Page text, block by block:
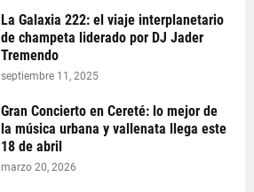
La Galaxia 222: el viaje interplanetario
de champeta liderado por DJ Jader
Tremendo
septiembre 11, 2025
Gran Concierto en Cereté: lo mejor de
la música urbana y vallenata llega este
18 de abril
marzo 20, 2026